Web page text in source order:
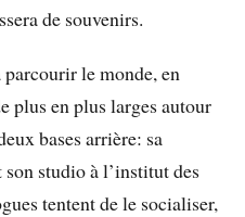
de souvenirs.
le monde, en
plus en plus larges autour
bases arrière: sa
son studio à l’institut des
tentent de le socialiser,